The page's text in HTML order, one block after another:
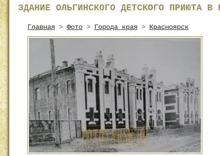
ЗДАНИЕ ОЛЬГИНСКОГО ДЕТСКОГО ПРИЮТА В
Главная > Фото > Города края > Красноярск